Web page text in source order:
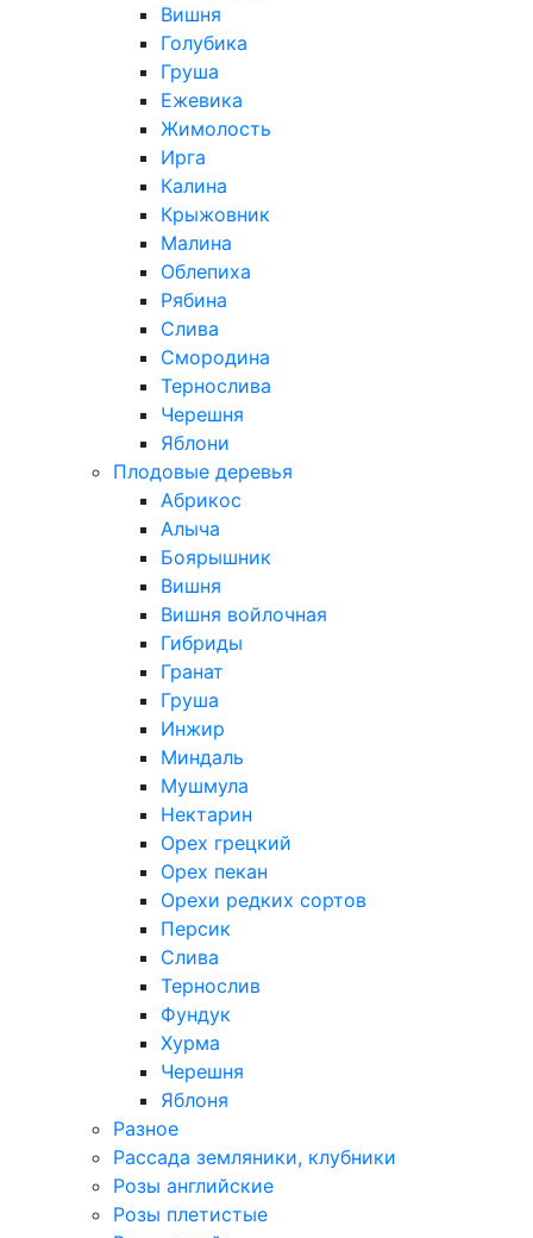
Вишня
Голубика
Груша
Ежевика
Жимолость
Ирга
Калина
Крыжовник
Малина
Облепиха
Рябина
Слива
Смородина
Тернослива
Черешня
Яблони
Плодовые деревья
Абрикос
Алыча
Боярышник
Вишня
Вишня войлочная
Гибриды
Гранат
Груша
Инжир
Миндаль
Мушмула
Нектарин
Орех грецкий
Орех пекан
Орехи редких сортов
Персик
Слива
Тернослив
Фундук
Хурма
Черешня
Яблоня
Разное
Рассада земляники, клубники
Розы английские
Розы плетистые